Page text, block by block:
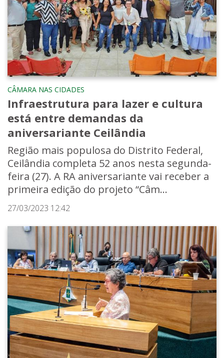
CÂMARA NAS CIDADES
Infraestrutura para lazer e cultura
está entre demandas da
aniversariante Ceilândia
Região mais populosa do Distrito Federal,
Ceilândia completa 52 anos nesta segunda-
feira (27). A RA aniversariante vai receber a
primeira edição do projeto “Câm...
27/03/2023 12:42